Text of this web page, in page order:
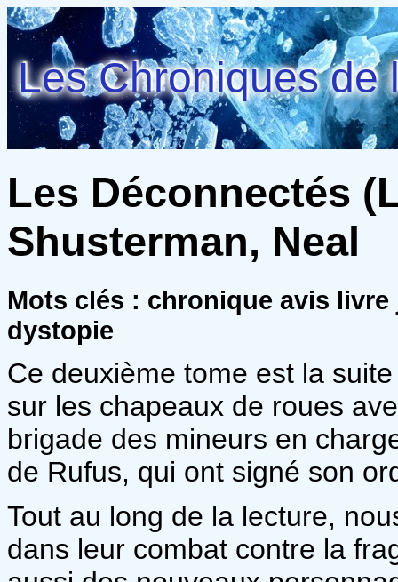
Les Chroniques de
Les Déconnectés
Shusterman, Neal
Mots clés : chronique avis
dystopie
Ce deuxième tome est la
sur les chapeaux de roues
brigade des mineurs en
de Rufus, qui ont signé son
Tout au long de la lecture,
dans leur combat contre la